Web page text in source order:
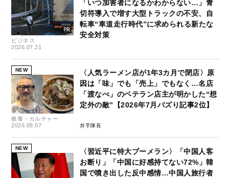
ビジネス
2026.07.21
「いつ加害者になるかわからない…」青
切符導入で増す大型トラックの不安、自
転車“車道走行時代”に求められる新たな
安全対策
NEW
教養・カルチャー
2026.08.07
〈人気ラーメン店が1年3カ月で閉店〉原
因は「味」でも「売上」でもなく…名店
「渡なべ」のベテラン店主が明かした“想
定外の敵”【2026年7月バズり記事2位】
井手隊長
NEW
〈習近平に特大ブーメラン〉「中国人客
お断り」「中国に好感持てない72%」韓
国で噴き出した反中感情…中国人旅行者